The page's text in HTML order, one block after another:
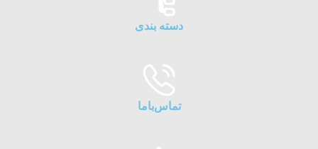
دسته بندی
تماس‌با‌ما